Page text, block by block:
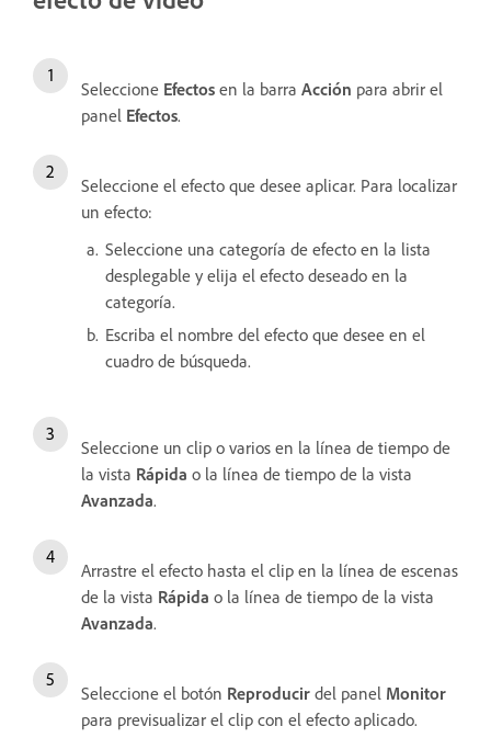
Seleccione Efectos en la barra Acción para abrir el
panel Efectos.
Seleccione el efecto que desee aplicar. Para localizar
un efecto:
Seleccione una categoría de efecto en la lista
desplegable y elija el efecto deseado en la
categoría.
Escriba el nombre del efecto que desee en el
cuadro de búsqueda.
Seleccione un clip o varios en la línea de tiempo de
la vista Rápida o la línea de tiempo de la vista
Avanzada.
Arrastre el efecto hasta el clip en la línea de escenas
de la vista Rápida o la línea de tiempo de la vista
Avanzada.
Seleccione el botón Reproducir del panel Monitor
para previsualizar el clip con el efecto aplicado.